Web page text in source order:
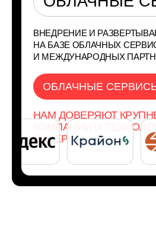
ВНЕДРЕНИЕ И
НА БАЗЕ ОБЛАЧНЫХ
И МЕЖДУНАРОДНЫХ
ОБЛАЧНЫЕ
НАМ ДОВЕРЯЮТ
КОМПАНИИ И
ЛИДЕРЫ